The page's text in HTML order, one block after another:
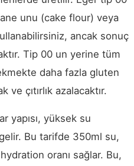
unu (cake flour) veya
ancak sonuç
Tip 00 un yerine tüm
daha fazla gluten
çıtırlık azalacaktır.
yapısı, yüksek su
Bu tarifde 350ml su,
oranı sağlar. Bu,